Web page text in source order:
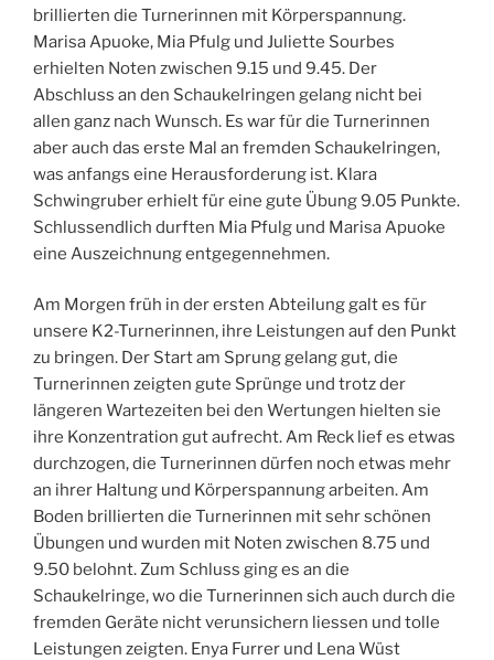
brillierten die Turnerinnen mit Körperspannung.
Marisa Apuoke, Mia Pfulg und Juliette Sourbes
erhielten Noten zwischen 9.15 und 9.45. Der
Abschluss an den Schaukelringen gelang nicht bei
allen ganz nach Wunsch. Es war für die Turnerinnen
aber auch das erste Mal an fremden Schaukelringen,
was anfangs eine Herausforderung ist. Klara
Schwingruber erhielt für eine gute Übung 9.05 Punkte.
Schlussendlich durften Mia Pfulg und Marisa Apuoke
eine Auszeichnung entgegennehmen.
Am Morgen früh in der ersten Abteilung galt es für
unsere K2-Turnerinnen, ihre Leistungen auf den Punkt
zu bringen. Der Start am Sprung gelang gut, die
Turnerinnen zeigten gute Sprünge und trotz der
längeren Wartezeiten bei den Wertungen hielten sie
ihre Konzentration gut aufrecht. Am Reck lief es etwas
durchzogen, die Turnerinnen dürfen noch etwas mehr
an ihrer Haltung und Körperspannung arbeiten. Am
Boden brillierten die Turnerinnen mit sehr schönen
Übungen und wurden mit Noten zwischen 8.75 und
9.50 belohnt. Zum Schluss ging es an die
Schaukelringe, wo die Turnerinnen sich auch durch die
fremden Geräte nicht verunsichern liessen und tolle
Leistungen zeigten. Enya Furrer und Lena Wüst